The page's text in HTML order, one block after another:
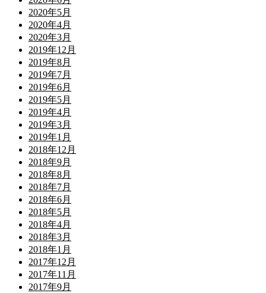
2020年5月
2020年4月
2020年3月
2019年12月
2019年8月
2019年7月
2019年6月
2019年5月
2019年4月
2019年3月
2019年1月
2018年12月
2018年9月
2018年8月
2018年7月
2018年6月
2018年5月
2018年4月
2018年3月
2018年1月
2017年12月
2017年11月
2017年9月